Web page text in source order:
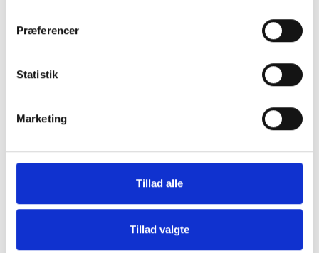
Præferencer
Statistik
Marketing
Tillad alle
Tillad valgte
Cardigan med rund hals i en
farve
Denne cardigan med rund hals og lange ærmer.
Denne cardigan er lille i størrelsen, Vælg den 1
Godt tilbehør til din garderobe og kan bruges hele